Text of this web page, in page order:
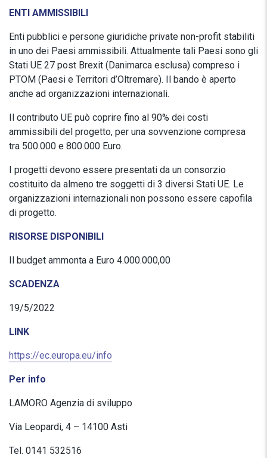
ENTI AMMISSIBILI
Enti pubblici e persone giuridiche private non-profit stabiliti
in uno dei Paesi ammissibili. Attualmente tali Paesi sono gli
Stati UE 27 post Brexit (Danimarca esclusa) compreso i
PTOM (Paesi e Territori d’Oltremare). Il bando è aperto
anche ad organizzazioni internazionali.
Il contributo UE può coprire fino al 90% dei costi
ammissibili del progetto, per una sovvenzione compresa
tra 500.000 e 800.000 Euro.
I progetti devono essere presentati da un consorzio
costituito da almeno tre soggetti di 3 diversi Stati UE. Le
organizzazioni internazionali non possono essere capofila
di progetto.
RISORSE DISPONIBILI
Il budget ammonta a Euro 4.000.000,00
SCADENZA
19/5/2022
LINK
https://ec.europa.eu/info
Per info
LAMORO Agenzia di sviluppo
Via Leopardi, 4 – 14100 Asti
Tel. 0141 532516